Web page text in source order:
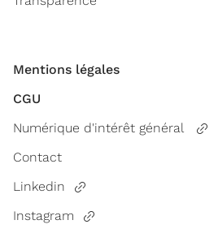
Mentions légales
CGU
Numérique d'intérêt général
Contact
Linkedin
Instagram